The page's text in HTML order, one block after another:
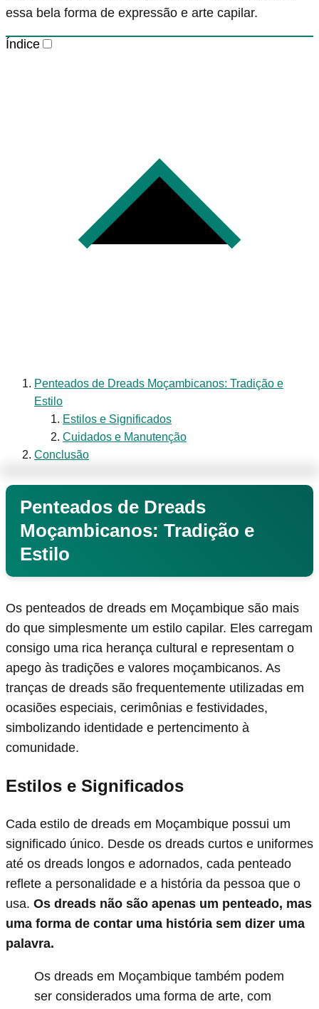
essa bela forma de expressão e arte capilar.
Índice
Penteados de Dreads Moçambicanos: Tradição e
Estilo
Estilos e Significados
Cuidados e Manutenção
Conclusão
Penteados de Dreads
Moçambicanos: Tradição e
Estilo
Os penteados de dreads em Moçambique são mais
do que simplesmente um estilo capilar. Eles carregam
consigo uma rica herança cultural e representam o
apego às tradições e valores moçambicanos. As
tranças de dreads são frequentemente utilizadas em
ocasiões especiais, cerimônias e festividades,
simbolizando identidade e pertencimento à
comunidade.
Estilos e Significados
Cada estilo de dreads em Moçambique possui um
significado único. Desde os dreads curtos e uniformes
até os dreads longos e adornados, cada penteado
reflete a personalidade e a história da pessoa que o
usa. Os dreads não são apenas um penteado, mas
uma forma de contar uma história sem dizer uma
palavra.
Os dreads em Moçambique também podem
ser considerados uma forma de arte, com